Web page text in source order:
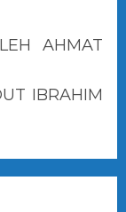
AHMAT
IBRAHIM